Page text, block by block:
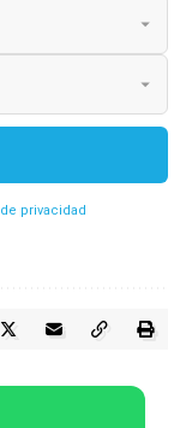
privacidad